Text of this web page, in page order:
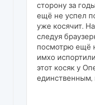
сторону за
ещё не успел
уже косячит.
следуя
посмотрю ещё
имхо
этот косяк у
единственным,